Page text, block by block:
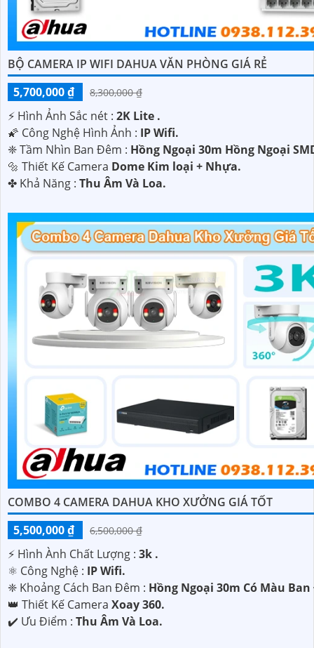
BỘ CAMERA IP WIFI DAHUA VĂN PHÒNG GIÁ RẺ
5,700,000 ₫
8,300,000 ₫
️⚡ Hình Ảnh Sắc nét : 2K Lite .
🌠 Công Nghệ Hình Ảnh : IP Wifi.
❈ Tầm Nhìn Ban Đêm : Hồng Ngoại 30m Hồng Ngoại
🔩 Thiết Kế Camera Dome Kim loại + Nhựa.
️✤ Khả Năng : Thu Âm Và Loa.
COMBO 4 CAMERA DAHUA KHO XƯỞNG GIÁ TỐT
5,500,000 ₫
6,500,000 ₫
️⚡ Hình Ành Chất Lượng : 3k .
⚛️ Công Nghệ : IP Wifi.
❈ Khoảng Cách Ban Đêm : Hồng Ngoại 30m Có Màu
👑 Thiết Kế Camera Xoay 360.
️✔️ Ưu Điểm : Thu Âm Và Loa.